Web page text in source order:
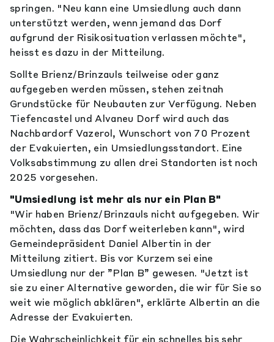
springen. "Neu kann eine Umsiedlung auch dann
unterstützt werden, wenn jemand das Dorf
aufgrund der Risikosituation verlassen möchte",
heisst es dazu in der Mitteilung.
Sollte Brienz/Brinzauls teilweise oder ganz
aufgegeben werden müssen, stehen zeitnah
Grundstücke für Neubauten zur Verfügung. Neben
Tiefencastel und Alvaneu Dorf wird auch das
Nachbardorf Vazerol, Wunschort von 70 Prozent
der Evakuierten, ein Umsiedlungsstandort. Eine
Volksabstimmung zu allen drei Standorten ist noch
2025 vorgesehen.
"Umsiedlung ist mehr als nur ein Plan B"
"Wir haben Brienz/Brinzauls nicht aufgegeben. Wir
möchten, dass das Dorf weiterleben kann", wird
Gemeindepräsident Daniel Albertin in der
Mitteilung zitiert. Bis vor Kurzem sei eine
Umsiedlung nur der ”Plan B” gewesen. "Jetzt ist
sie zu einer Alternative geworden, die wir für Sie so
weit wie möglich abklären", erklärte Albertin an die
Adresse der Evakuierten.
Die Wahrscheinlichkeit für ein schnelles bis sehr